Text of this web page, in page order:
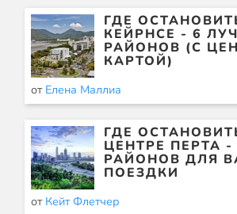
ГДЕ
КЕЙРНСЕ - 6
РАЙОНОВ (С
КАРТОЙ)
от Елена Маллиа
ГДЕ
ЦЕНТРЕ ПЕРТА
РАЙОНОВ ДЛЯ
ПОЕЗДКИ
от Кейт Флетчер